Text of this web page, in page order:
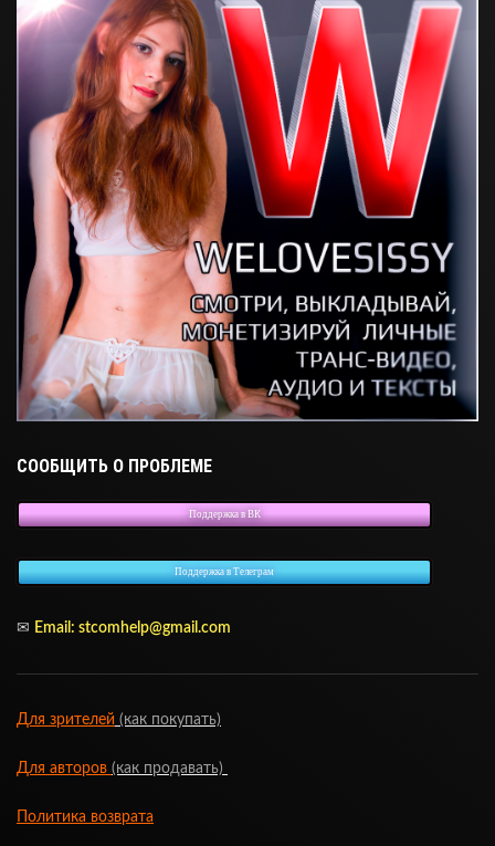
СООБЩИТЬ О ПРОБЛЕМЕ
Поддержка в ВК
Поддержка в Телеграм
✉ Email: stcomhelp@gmail.com
Для зрителей (как покупать)
Для авторов (как продавать)
Политика возврата